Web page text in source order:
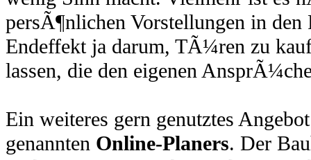
persÃ¶nlichen Vorstellungen in den
Endeffekt ja darum, TÃ¼ren zu
lassen, die den eigenen
Ein weiteres gern genutztes
genannten Online-Planers. Der